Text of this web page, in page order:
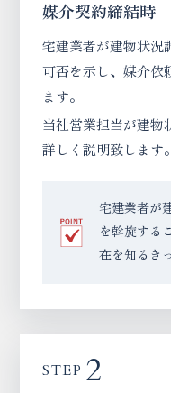
媒介契約締結時
宅建業者が建物状況
可否を示し、媒介依
ます。
当社営業担当が建物
詳しく説明致します。
宅建業者が
を斡旋する
在を知るき
STEP 2